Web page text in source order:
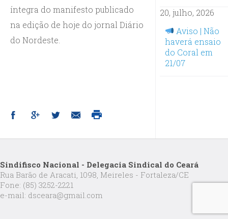
íntegra do manifesto publicado
na edição de hoje do jornal Diário
do Nordeste.
20, julho, 2026
Aviso | Não
haverá ensaio
do Coral em
21/07
Sindifisco Nacional - Delegacia Sindical do Ceará
Rua Barão de Aracati, 1098, Meireles - Fortaleza/CE
Fone: (85) 3252-2221
e-mail: dsceara@gmail.com